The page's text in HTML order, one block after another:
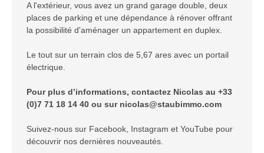
A l'extérieur, vous avez un grand garage double, deux
places de parking et une dépendance à rénover offrant
la possibilité d'aménager un appartement en duplex.
Le tout sur un terrain clos de 5,67 ares avec un portail
électrique.
Pour plus d’informations, contactez Nicolas au +33
(0)7 71 18 14 40 ou sur nicolas@staubimmo.com
Suivez-nous sur Facebook, Instagram et YouTube pour
découvrir nos dernières nouveautés.